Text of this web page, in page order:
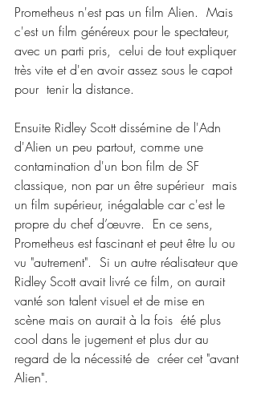
Prometheus n'est pas un film Alien.  Mais
c'est un film généreux pour le spectateur,
avec un parti pris,  celui de tout expliquer
très vite et d'en avoir assez sous le capot
pour  tenir la distance.
Ensuite Ridley Scott dissémine de l'Adn
d'Alien un peu partout, comme une
contamination d'un bon film de SF
classique, non par un être supérieur  mais
un film supérieur, inégalable car c'est le
propre du chef d’œuvre.  En ce sens,
Prometheus est fascinant et peut être lu ou
vu "autrement".  Si un autre réalisateur que
Ridley Scott avait livré ce film, on aurait
vanté son talent visuel et de mise en
scène mais on aurait à la fois  été plus
cool dans le jugement et plus dur au
regard de la nécessité de  créer cet "avant
Alien".